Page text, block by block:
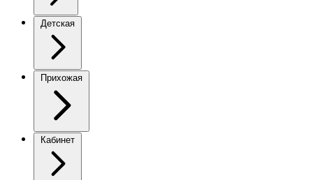
Детская
Прихожая
Кабинет